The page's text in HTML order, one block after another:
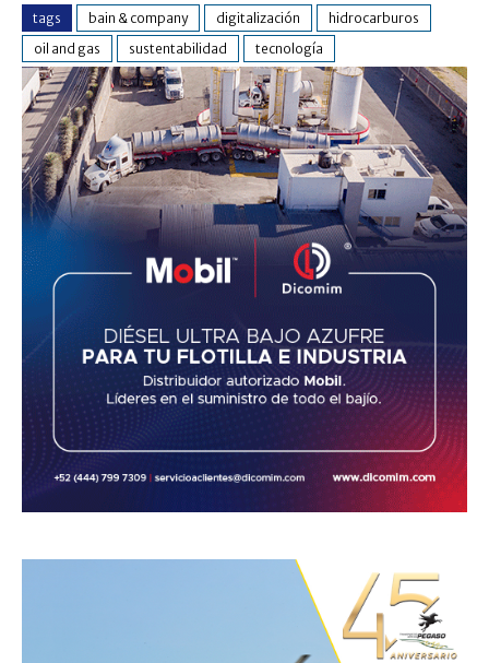
tags bain & company digitalización
hidrocarburos
oil and gas
sustentabilidad tecnología